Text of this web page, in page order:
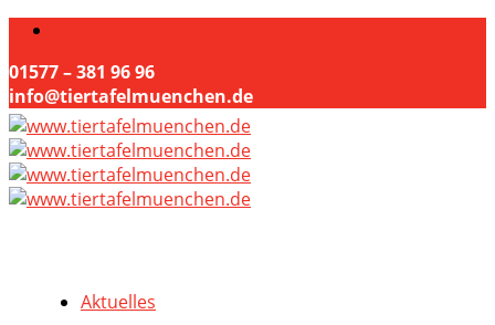
01577 – 381 96 96
info@tiertafelmuenchen.de
Aktuelles